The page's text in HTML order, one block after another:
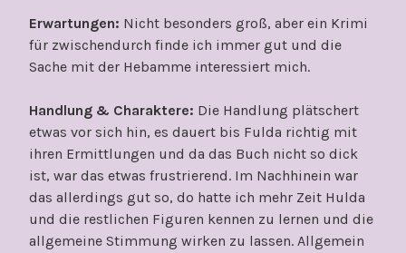
Erwartungen: Nicht besonders groß, aber ein Krimi
für zwischendurch finde ich immer gut und die
Sache mit der Hebamme interessiert mich.
Handlung & Charaktere: Die Handlung plätschert
etwas vor sich hin, es dauert bis Fulda richtig mit
ihren Ermittlungen und da das Buch nicht so dick
ist, war das etwas frustrierend. Im Nachhinein war
das allerdings gut so, do hatte ich mehr Zeit Hulda
und die restlichen Figuren kennen zu lernen und die
allgemeine Stimmung wirken zu lassen. Allgemein